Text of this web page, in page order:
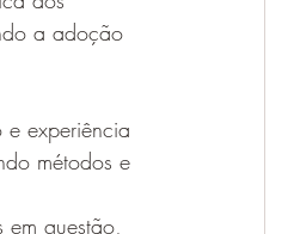
a adoção
e experiência
métodos e
em questão,